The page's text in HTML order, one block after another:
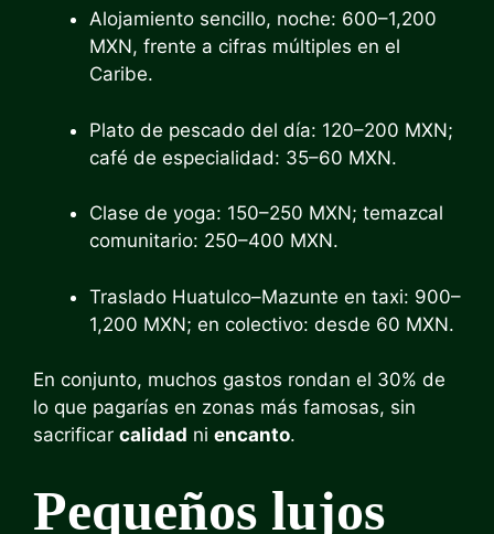
Alojamiento sencillo, noche: 600–1,200
MXN, frente a cifras múltiples en el
Caribe.
Plato de pescado del día: 120–200 MXN;
café de especialidad: 35–60 MXN.
Clase de yoga: 150–250 MXN; temazcal
comunitario: 250–400 MXN.
Traslado Huatulco–Mazunte en taxi: 900–
1,200 MXN; en colectivo: desde 60 MXN.
En conjunto, muchos gastos rondan el 30% de
lo que pagarías en zonas más famosas, sin
sacrificar calidad ni encanto.
Pequeños lujos